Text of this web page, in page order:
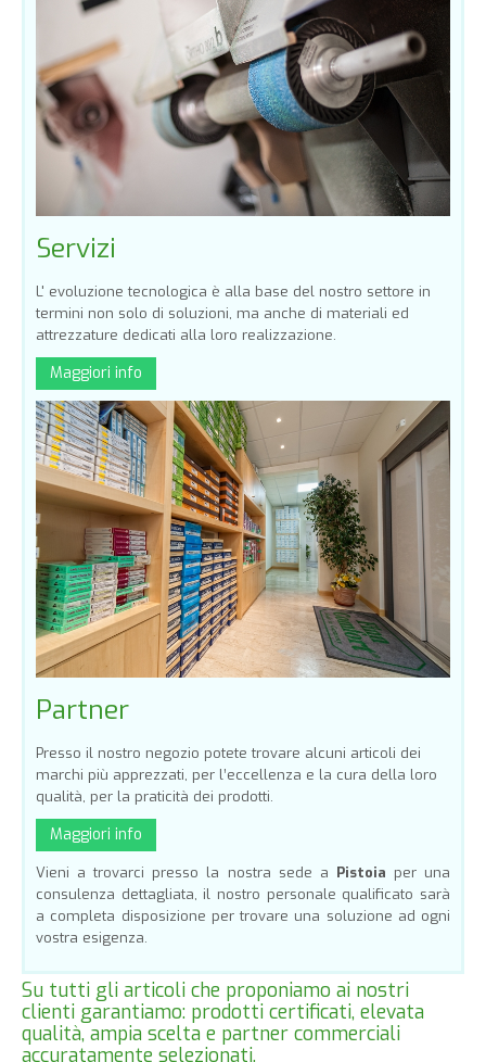
Servizi
L' evoluzione tecnologica è alla base del nostro settore in
termini non solo di soluzioni, ma anche di materiali ed
attrezzature dedicati alla loro realizzazione.
Maggiori info
Partner
Presso il nostro negozio potete trovare alcuni articoli dei
marchi più apprezzati, per l’eccellenza e la cura della loro
qualità, per la praticità dei prodotti.
Maggiori info
Vieni a trovarci presso la nostra sede a Pistoia per una
consulenza dettagliata, il nostro personale qualificato sarà
a completa disposizione per trovare una soluzione ad ogni
vostra esigenza.
Su tutti gli articoli che proponiamo ai nostri
clienti garantiamo: prodotti certificati, elevata
qualità, ampia scelta e partner commerciali
accuratamente selezionati.